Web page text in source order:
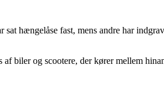
hængelåse fast, mens andre har
biler og scootere, der kører mellem